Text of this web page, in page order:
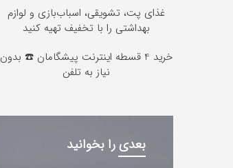
غذای پت، تشویقی، اسباب‌بازی و لوازم
بهداشتی را با تخفیف تهیه کنید
خرید 4 قسطه اینترنت پیشگامان ☎️ بدون
نیاز به تلفن
بعدی را بخوانید